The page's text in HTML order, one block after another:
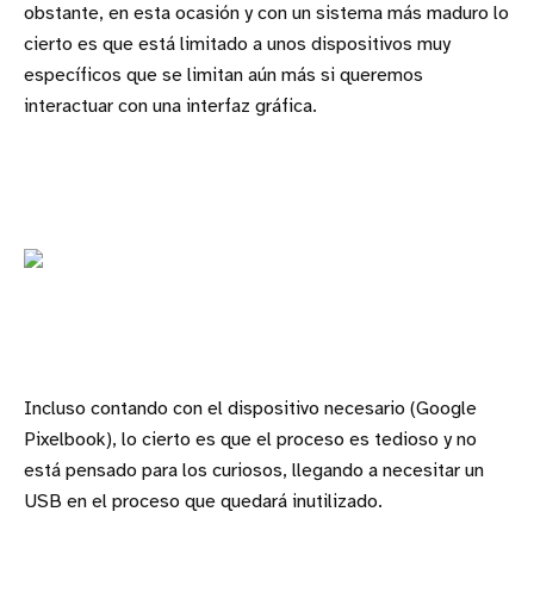
obstante, en esta ocasión y con un sistema más maduro lo
cierto es que está limitado a unos dispositivos muy
específicos que se limitan aún más si queremos
interactuar con una interfaz gráfica.
Incluso contando con el dispositivo necesario (Google
Pixelbook), lo cierto es que el proceso es tedioso y no
está pensado para los curiosos, llegando a necesitar un
USB en el proceso que quedará inutilizado.